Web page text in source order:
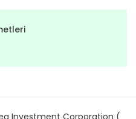
Investment Corporation (